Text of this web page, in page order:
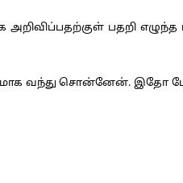
பதறி எழுந்த
வந்து சொன்னேன். இதோ போய்